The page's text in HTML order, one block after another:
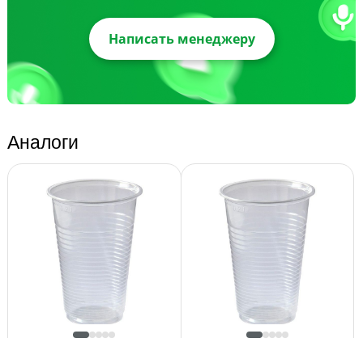
Написать менеджеру
Аналоги